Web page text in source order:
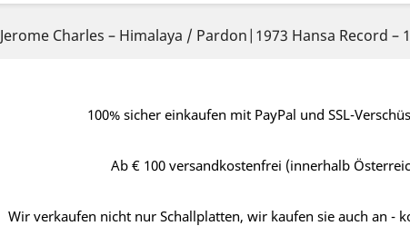
Jerome Charles ‎– Himalaya / Pardon|1973 Hansa Record ‎–
100% sicher einkaufen mit PayPal und SSL-
Ab € 100 versandkostenfrei (innerhalb
Wir verkaufen nicht nur Schallplatten, wir kaufen sie auch an -